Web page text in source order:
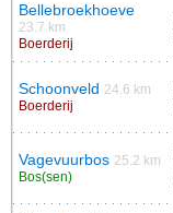
Bellebroekhoeve
23.7 km
Boerderij
Schoonveld 24.6 km
Boerderij
Vagevuurbos 25.2 km
Bos(sen)